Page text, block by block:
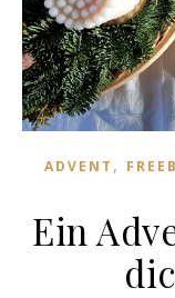
ADVENT ,
Ein